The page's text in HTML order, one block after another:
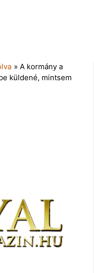
» A kormány a
küldené, mintsem